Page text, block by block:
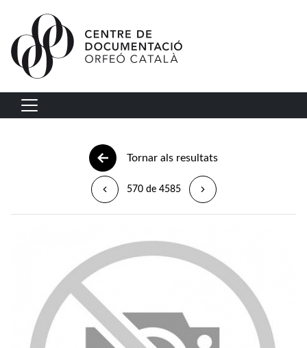
Vés al contingut
Navegació principal
Tornar als resultats
570 de 4585